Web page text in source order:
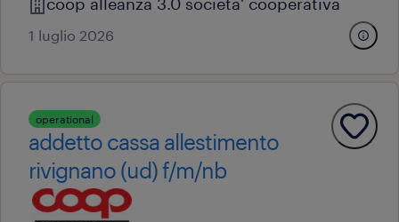
1 luglio 2026
operational
addetto cassa allestimento
rivignano (ud) f/m/nb